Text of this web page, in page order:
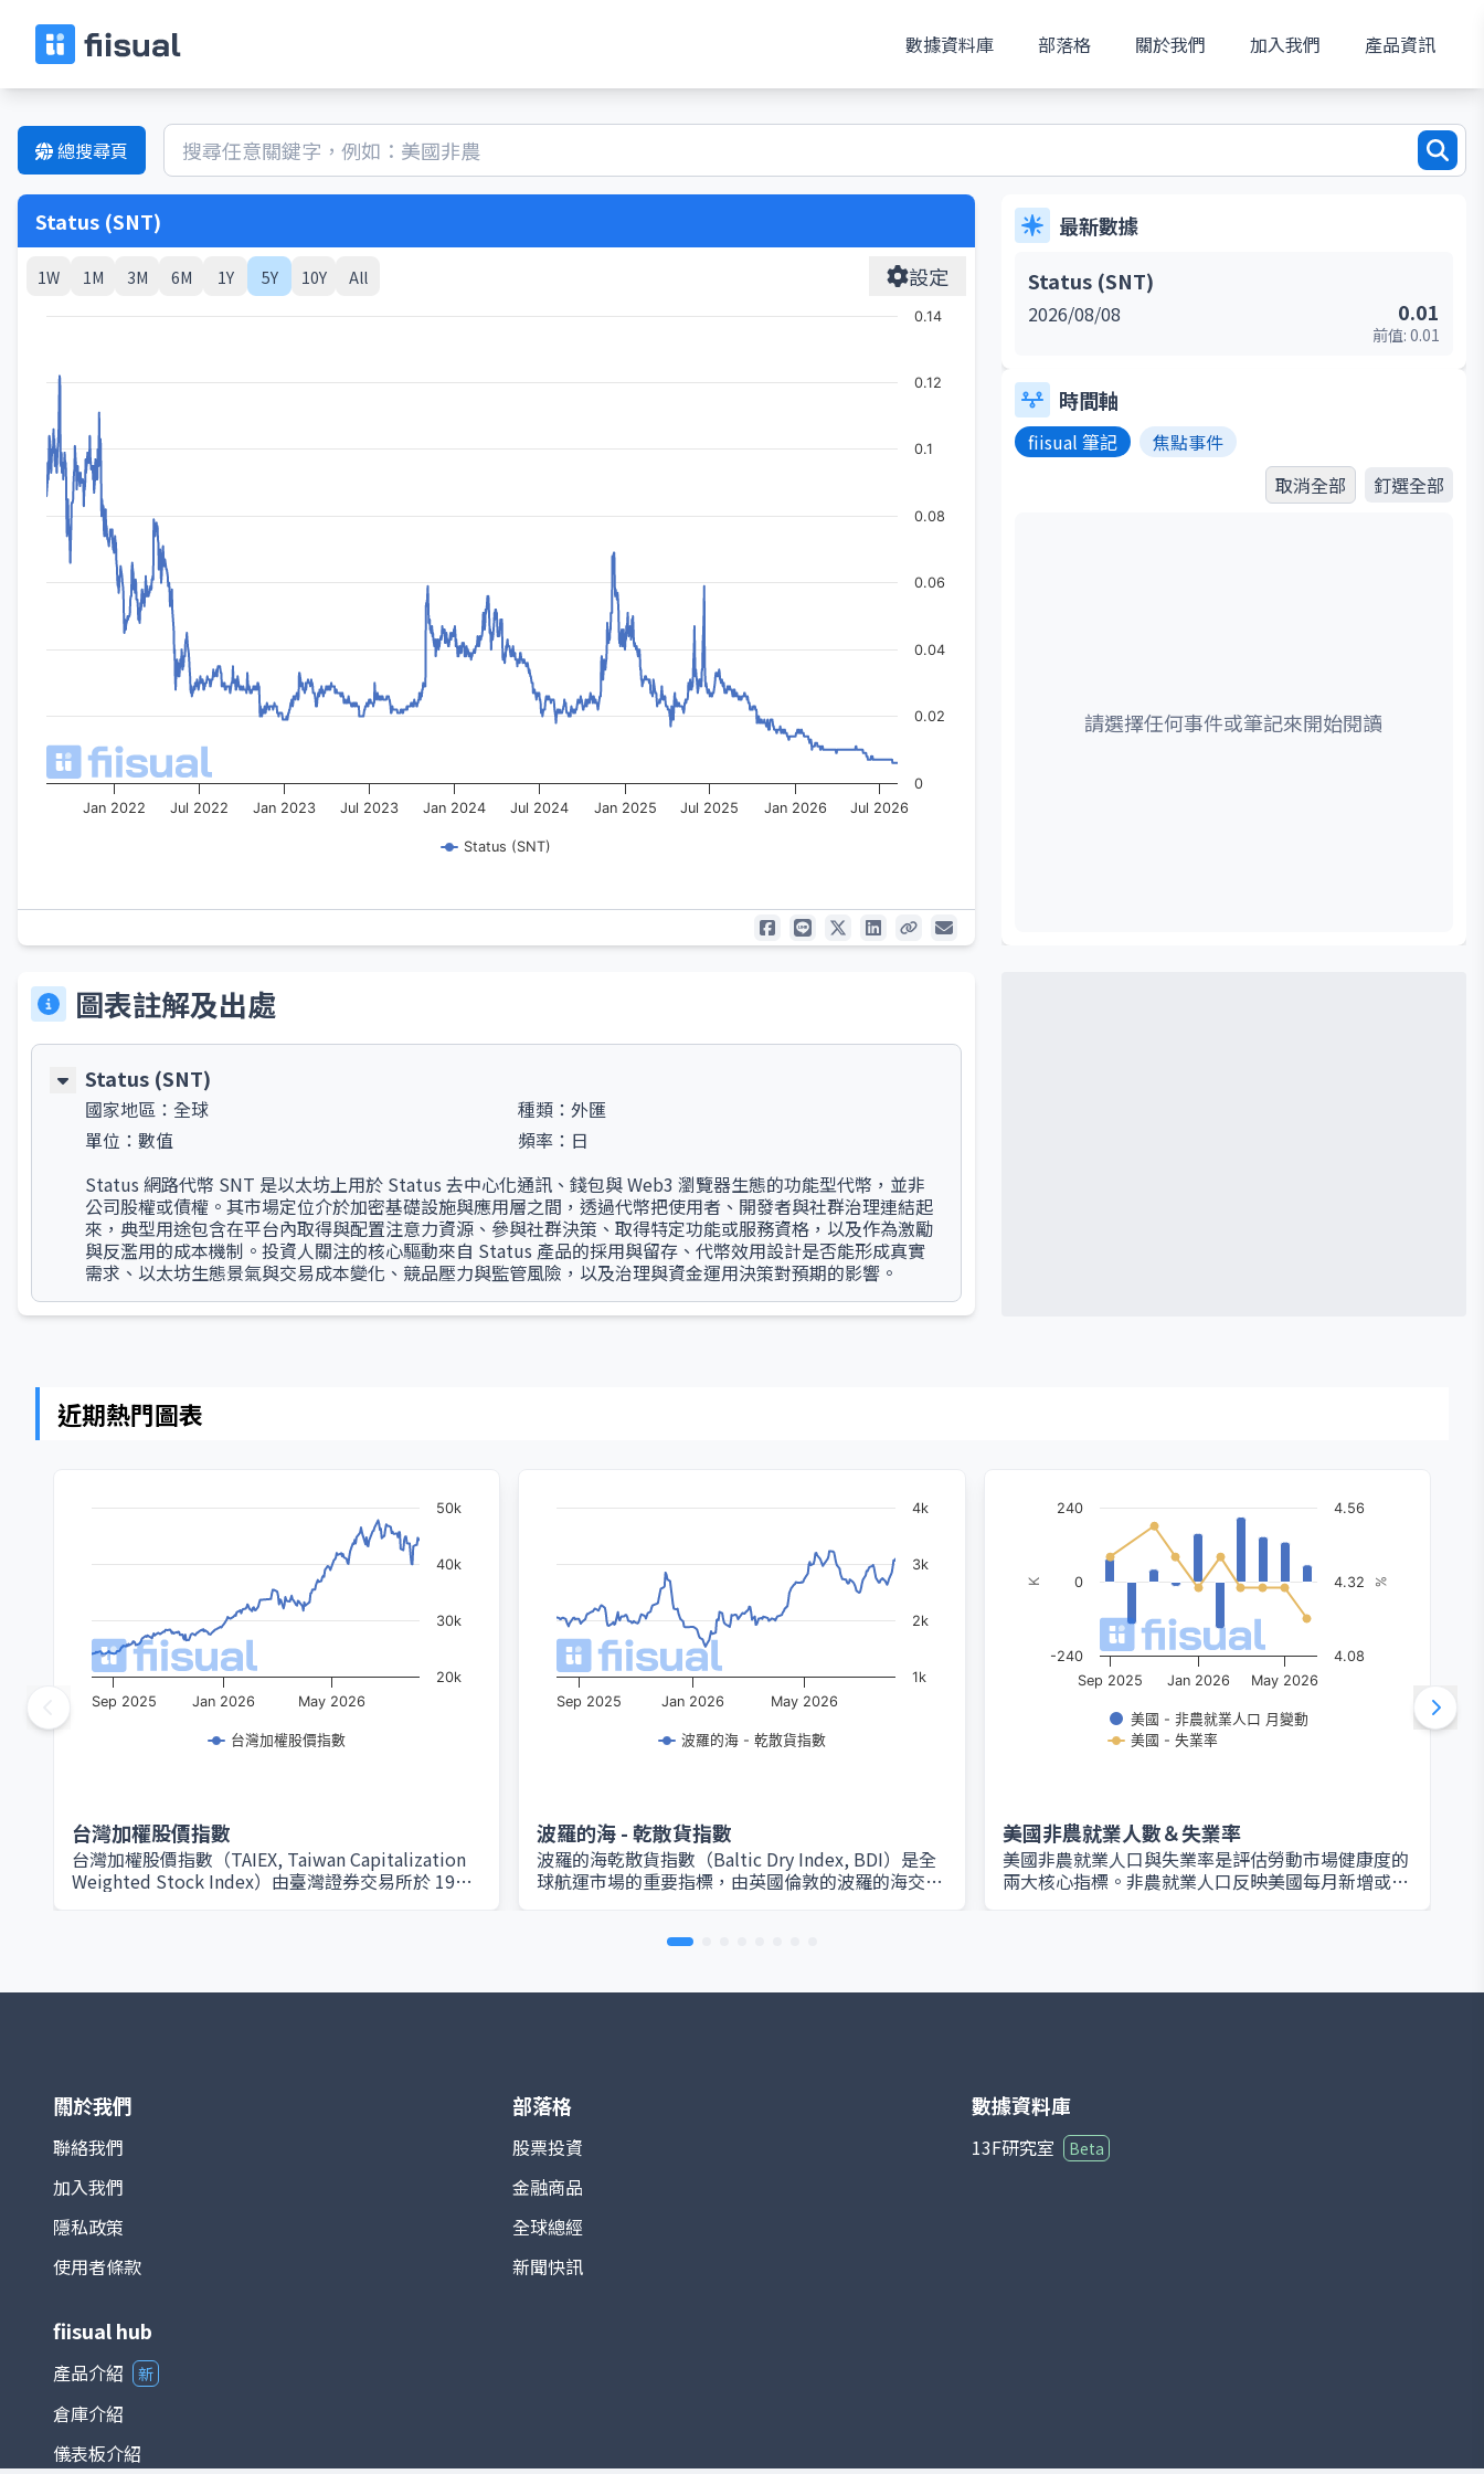
數據資料庫 部落格 關於我們 加入我們 產品資訊
總搜尋頁
Status (SNT)
1W 1M 3M 6M 1Y 5Y 10Y All 設定
Status (SNT)
Jan 2022 Jul 2022 Jan 2023 Jul 2023 Jan 2024 Jul 2024 Jan 2025 Jul 2025 Jan 2026 Jul 2026
0
0.02
0.04
0.06
0.08
0.1
0.12
0.14
最新數據
Status (SNT)
2026/08/08 0.01
前值: 0.01
時間軸
fiisual 筆記
焦點事件
取消全部
釘選全部
請選擇任何事件或筆記來開始閱讀
圖表註解及出處
Status (SNT)
國家地區： 全球 種類：外匯
單位： 數值 頻率： 日
Status 網路代幣 SNT 是以太坊上用於 Status 去中心化通訊、錢包與 Web3 瀏覽器生態的功能型代幣，並非
公司股權或債權。其市場定位介於加密基礎設施與應用層之間，透過代幣把使用者、開發者與社群治理連結起
來，典型用途包含在平台內取得與配置注意力資源、參與社群決策、取得特定功能或服務資格，以及作為激勵
與反濫用的成本機制。投資人關注的核心驅動來自 Status 產品的採用與留存、代幣效用設計是否能形成真實
需求、以太坊生態景氣與交易成本變化、競品壓力與監管風險，以及治理與資金運用決策對預期的影響。
近期熱門圖表
台灣加權股價指數
Sep 2025 Jan 2026 May 2026
20k
30k
40k
50k
台灣加權股價指數
台灣加權股價指數（TAIEX, Taiwan Capitalization
Weighted Stock Index）由臺灣證券交易所於 1967
1 月 4 日，基期指數為 100 點。 TAIEX 涵蓋產業廣
動。 在投資應用上，TAIEX 不僅是追蹤台股市場的
主要基準，也是衍生性金融商品（如期貨、選擇權）
以及各類基金的參考標的。整體而言，台灣加權股價
與本地投資人衡量台股的重要指標。
波羅的海 - 乾散貨指數
Sep 2025 Jan 2026 May 2026
1k
2k
3k
4k
波羅的海 - 乾散貨指數
波羅的海乾散貨指數（Baltic Dry Index, BDI）是全
球航運市場的重要指標，由英國倫敦的波羅的海交易
水平，反映全球大宗商品海運市場的供需狀況。 BDI
（Capesize）、巴拿馬型（Panamax）、超靈便型
於透明度高、難以被投機操作，因為運費水平主要取
決於實際船隻供應與貨運需求，而非金融衍生品交
易。當全球需求上升、船隻緊缺時，BDI 指數走高；
資人與分析師經常利用 BDI 判斷大宗商品市場與全球
經濟景氣變化。
K %
美國 - 非農就業人口 月變動
美國 - 失業率
Sep 2025 Jan 2026 May 2026
-240
0
240
4.08
4.32
4.56
美國非農就業人數＆失業率
美國非農就業人口與失業率是評估勞動市場健康度的
兩大核心指標。非農就業人口反映美國每月新增或減
關於我們
聯絡我們
加入我們
隱私政策
使用者條款
部落格
股票投資
金融商品
全球總經
新聞快訊
數據資料庫
13F研究室 Beta
fiisual hub
產品介紹 新
倉庫介紹
儀表板介紹